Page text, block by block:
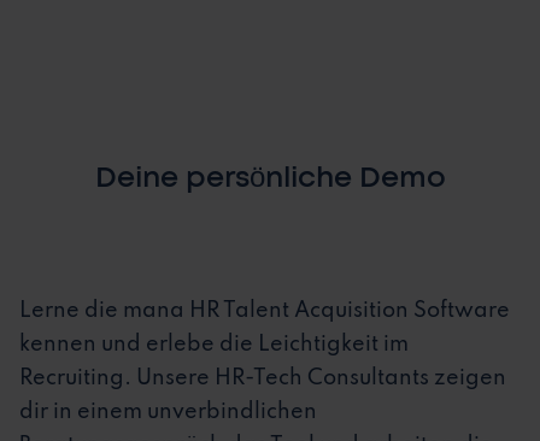
Deine persönliche Demo
Lerne die mana HR Talent Acquisition Software
kennen und erlebe die Leichtigkeit im
Recruiting. Unsere HR-Tech Consultants zeigen
dir in einem unverbindlichen